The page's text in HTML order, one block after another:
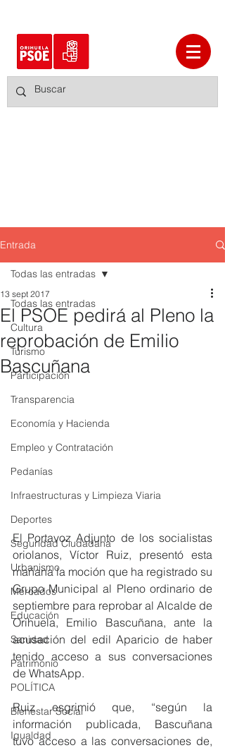
Entrada
Todas las entradas
Cultura
Turismo
Participación
Transparencia
Economía y Hacienda
Empleo y Contratación
Pedanías
Infraestructuras y Limpieza Viaria
Deportes
Seguridad Ciudadana
Urbanismo
Mercados
Educación
Sanidad
Patrimonio
POLÍTICA
Bienestar Social
Igualdad
Todas las entradas
El PSOE pedirá al Pleno la
reprobación de Emilio
Bascuñana
13 sept 2017
El Portavoz Adjunto de los socialistas
oriolanos, Víctor Ruiz, presentó esta
mañana la moción que ha registrado su
Grupo Municipal al Pleno ordinario de
septiembre para reprobar al Alcalde de
Orihuela, Emilio Bascuñana, ante la
acusación del edil Aparicio de haber
tenido acceso a sus conversaciones
de WhatsApp.
Ruiz esgrimió que, “según la
información publicada, Bascuñana
tuvo acceso a las conversaciones de,